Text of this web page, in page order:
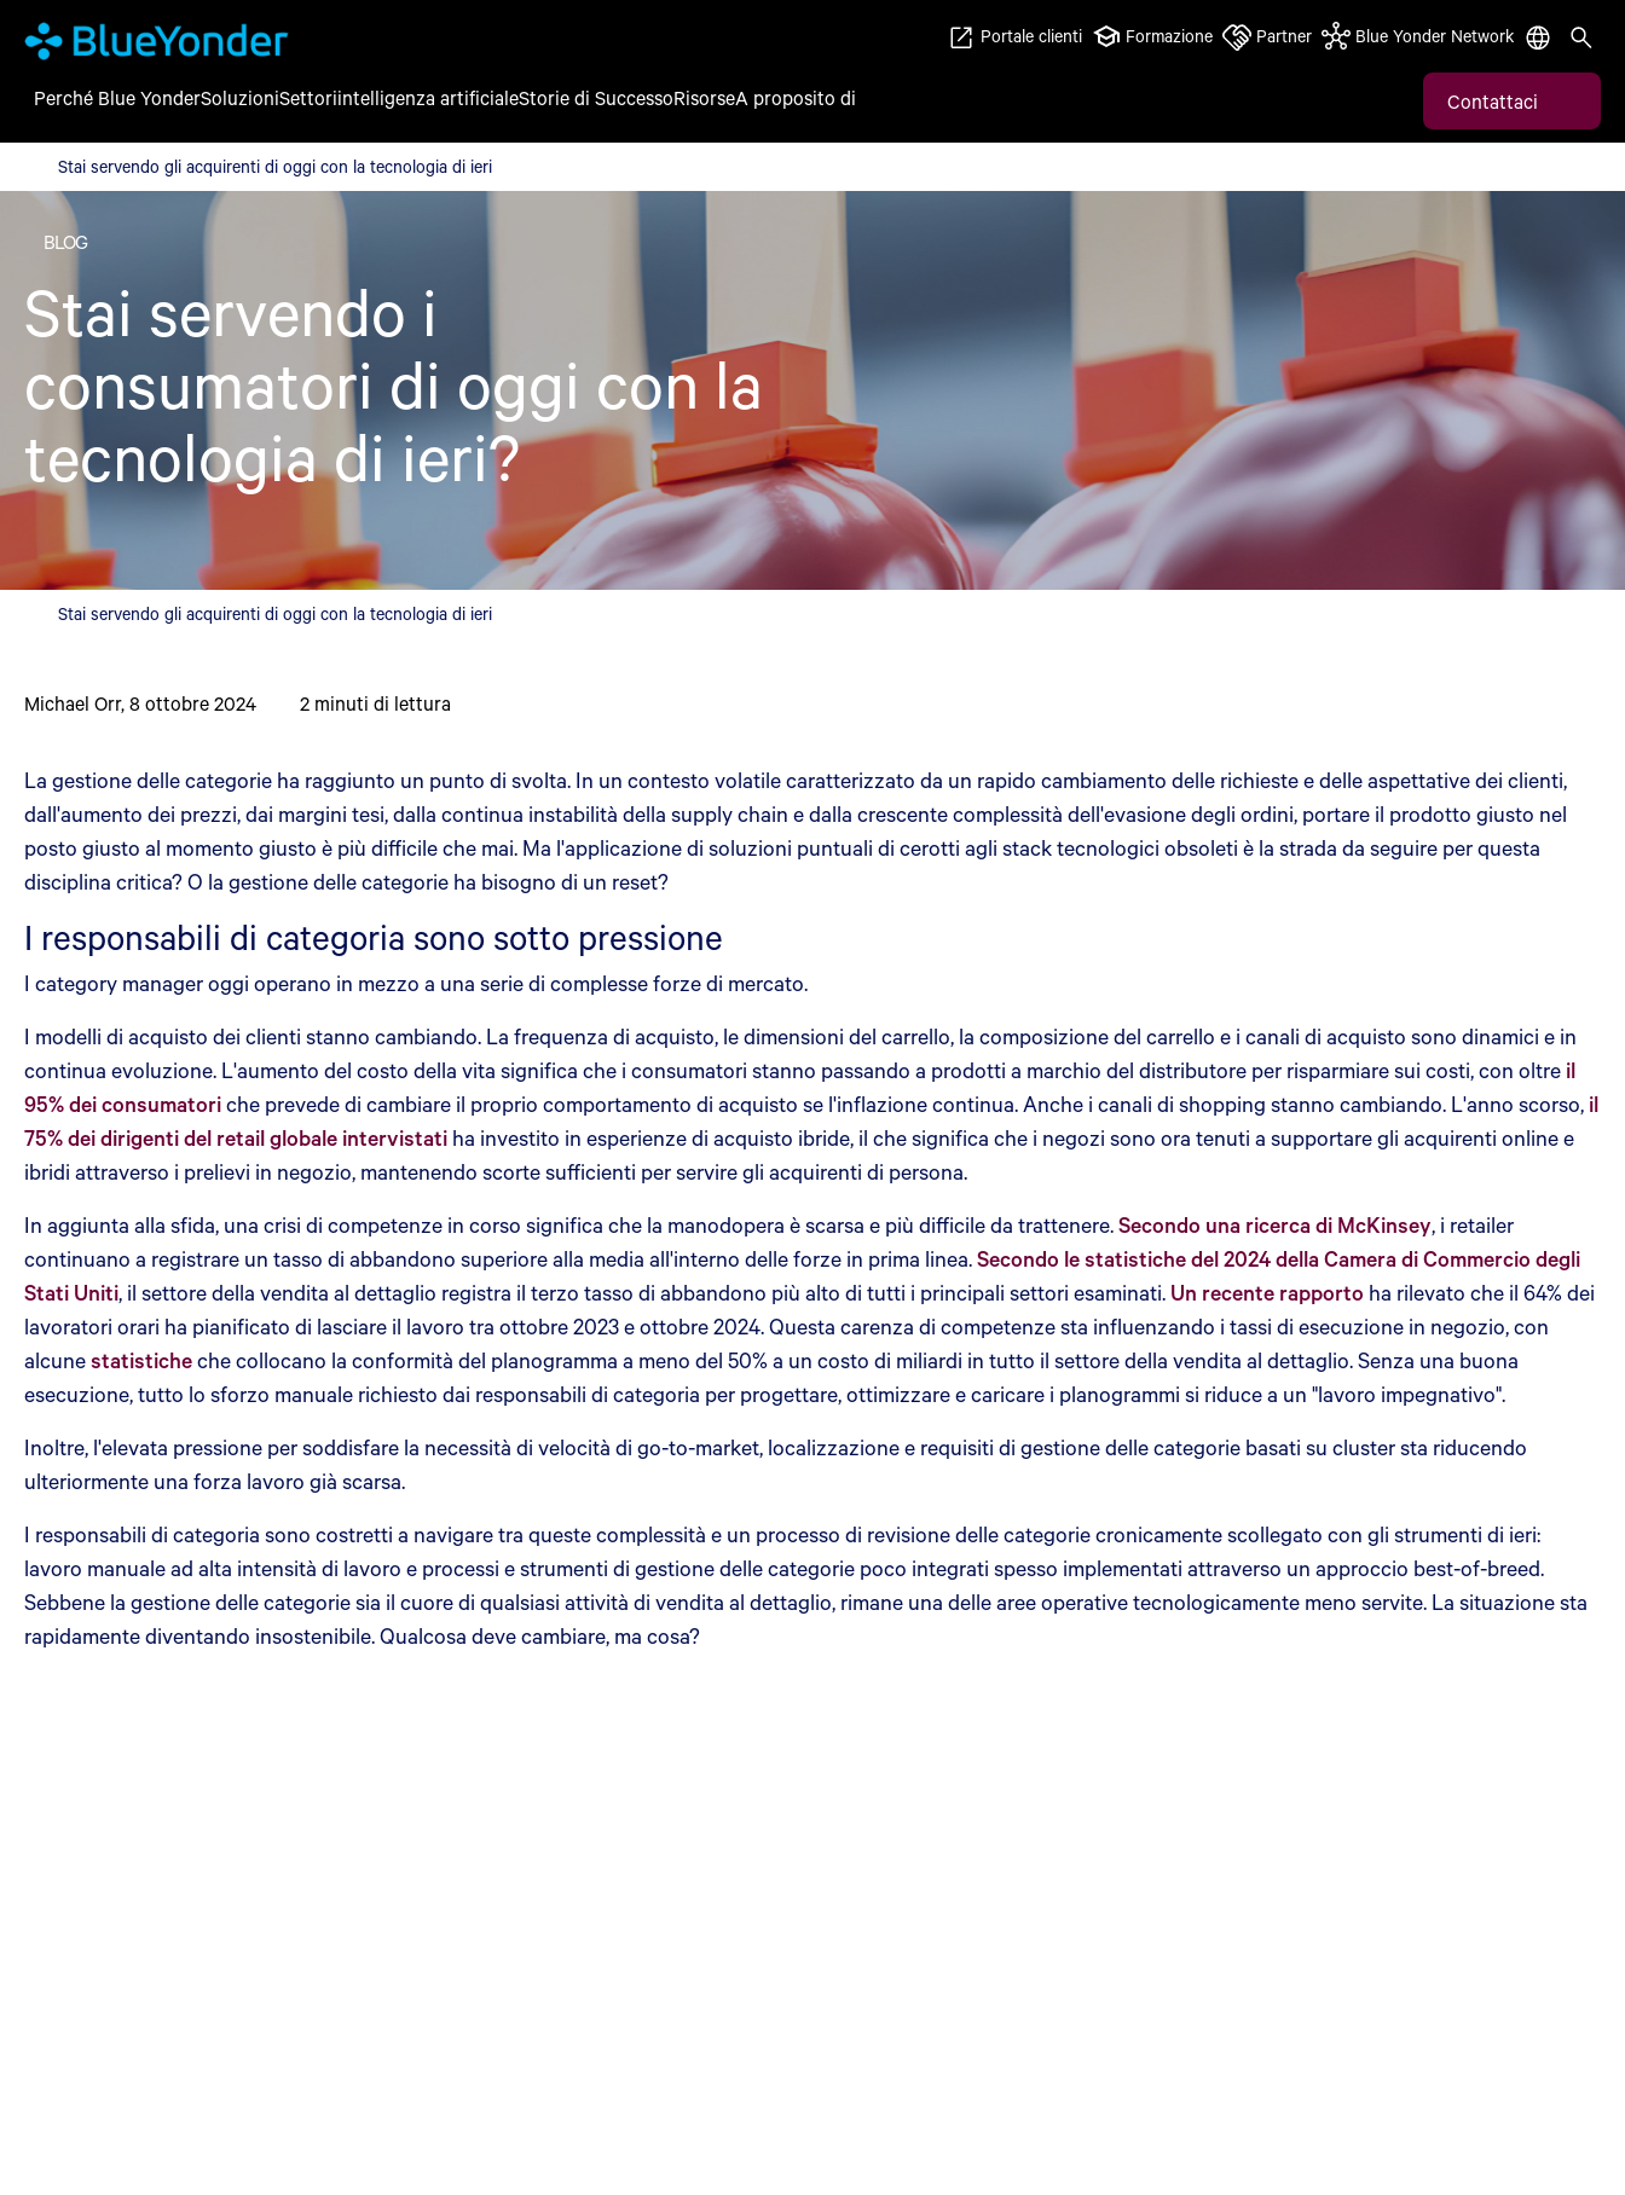
Stai servendo gli acquirenti di oggi con la tecnologia di ieri
Portale clienti Formazione Partner Blue Yonder Network
Perché Blue YonderSoluzioniSettoriintelligenza artificialeStorie di SuccessoRisorseA proposito di Contattaci
Stai servendo gli acquirenti di oggi con la tecnologia di ieri
BLOG
Stai servendo i
consumatori di oggi con la
tecnologia di ieri?
Stai servendo gli acquirenti di oggi con la tecnologia di ieri
Michael Orr,8 ottobre 2024 2 minuti di lettura
La gestione delle categorie ha raggiunto un punto di svolta. In un contesto volatile caratterizzato da un rapido cambiamento delle richieste e delle aspettative dei clienti,
dall'aumento dei prezzi, dai margini tesi, dalla continua instabilità della supply chain e dalla crescente complessità dell'evasione degli ordini, portare il prodotto giusto nel
posto giusto al momento giusto è più difficile che mai. Ma l'applicazione di soluzioni puntuali di cerotti agli stack tecnologici obsoleti è la strada da seguire per questa
disciplina critica? O la gestione delle categorie ha bisogno di un reset?
I responsabili di categoria sono sotto pressione
I category manager oggi operano in mezzo a una serie di complesse forze di mercato.
I modelli di acquisto dei clienti stanno cambiando. La frequenza di acquisto, le dimensioni del carrello, la composizione del carrello e i canali di acquisto sono dinamici e in
continua evoluzione. L'aumento del costo della vita significa che i consumatori stanno passando a prodotti a marchio del distributore per risparmiare sui costi, con oltre il
95% dei consumatoriche prevede di cambiare il proprio comportamento di acquisto se l'inflazione continua. Anche i canali di shopping stanno cambiando. L'anno scorso, il
75% dei dirigenti del retail globale intervistati ha investito in esperienze di acquisto ibride, il che significa che i negozi sono ora tenuti a supportare gli acquirenti online e
ibridi attraverso i prelievi in negozio, mantenendo scorte sufficienti per servire gli acquirenti di persona.
In aggiunta alla sfida, una crisi di competenze in corso significa che la manodopera è scarsa e più difficile da trattenere.Secondo una ricerca di McKinsey, i retailer
continuano a registrare un tasso di abbandono superiore alla media all'interno delle forze in prima linea.Secondo le statistiche del 2024 della Camera di Commercio degli
Stati Uniti, il settore della vendita al dettaglio registra il terzo tasso di abbandono più alto di tutti i principali settori esaminati. Un recente rapporto ha rilevato che il 64% dei
lavoratori orari ha pianificato di lasciare il lavoro tra ottobre 2023 e ottobre 2024. Questa carenza di competenze sta influenzando i tassi di esecuzione in negozio, con
alcunestatisticheche collocano la conformità del planogramma a meno del 50% a un costo di miliardi in tutto il settore della vendita al dettaglio. Senza una buona
esecuzione, tutto lo sforzo manuale richiesto dai responsabili di categoria per progettare, ottimizzare e caricare i planogrammi si riduce a un "lavoro impegnativo".
Inoltre, l'elevata pressione per soddisfare la necessità di velocità di go-to-market, localizzazione e requisiti di gestione delle categorie basati su cluster sta riducendo
ulteriormente una forza lavoro già scarsa.
I responsabili di categoria sono costretti a navigare tra queste complessità e un processo di revisione delle categorie cronicamente scollegato con gli strumenti di ieri:
lavoro manuale ad alta intensità di lavoro e processi e strumenti di gestione delle categorie poco integrati spesso implementati attraverso un approccio best-of-breed.
Sebbene la gestione delle categorie sia il cuore di qualsiasi attività di vendita al dettaglio, rimane una delle aree operative tecnologicamente meno servite. La situazione sta
rapidamente diventando insostenibile. Qualcosa deve cambiare, ma cosa?